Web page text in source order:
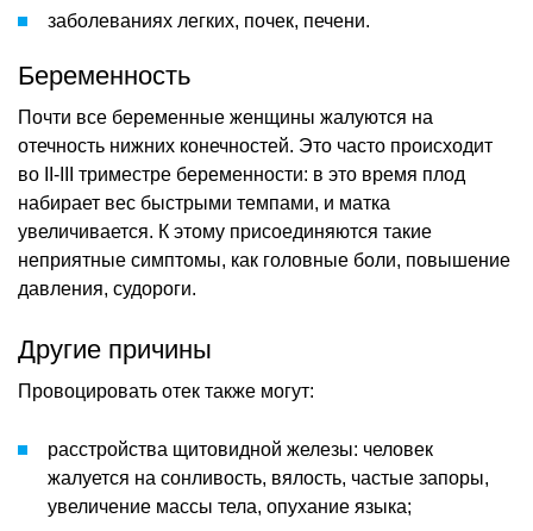
заболеваниях легких, почек, печени.
Беременность
Почти все беременные женщины жалуются на
отечность нижних конечностей. Это часто происходит
во II-III триместре беременности: в это время плод
набирает вес быстрыми темпами, и матка
увеличивается. К этому присоединяются такие
неприятные симптомы, как головные боли, повышение
давления, судороги.
Другие причины
Провоцировать отек также могут:
расстройства щитовидной железы: человек
жалуется на сонливость, вялость, частые запоры,
увеличение массы тела, опухание языка;